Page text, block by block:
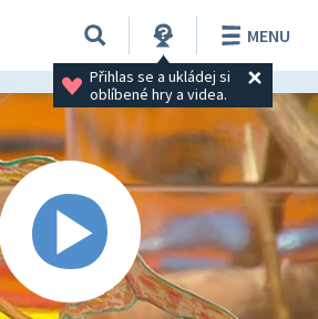
Přihlas se a ukládej si
oblíbené hry a videa.
MENU